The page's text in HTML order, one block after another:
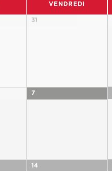
VENDREDI
31
7
14